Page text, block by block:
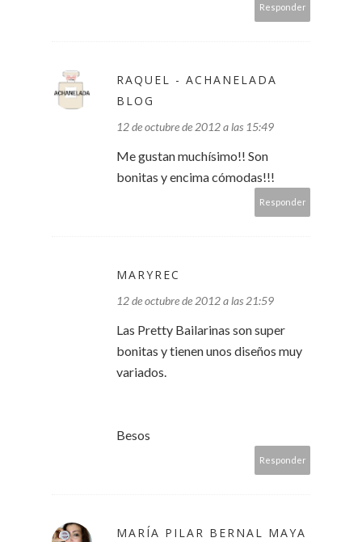
Responder
RAQUEL - ACHANELADA
BLOG
12 de octubre de 2012 a las 15:49
Me gustan muchísimo!! Son
bonitas y encima cómodas!!!
Responder
MARYREC
12 de octubre de 2012 a las 21:59
Las Pretty Bailarinas son super
bonitas y tienen unos diseños muy
variados.
Besos
Responder
MARÍA PILAR BERNAL MAYA